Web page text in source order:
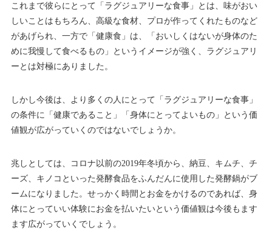
これまで彼らにとって「ラグジュアリーな食事」とは、味がおい
しいことはもちろん、高級な食材、プロが作ってくれたものなど
があげられ、一方で「健康食」は、「おいしくはないが身体のた
めに我慢して食べるもの」というイメージが強く、ラグジュアリ
ーとは対極にありました。
しかし今後は、より多くの人にとって「ラグジュアリーな食事」
の条件に「健康であること」「身体にとってよいもの」という価
値観が広がっていくのではないでしょうか。
兆しとしては、コロナ以前の2019年冬頃から、納豆、キムチ、チ
ーズ、キノコといった発酵食品をふんだんに使用した発酵鍋がブ
ームになりました。せっかく時間とお金をかけるのであれば、身
体にとっていい体験にお金を払いたいという価値観は今後もます
ます広がっていくでしょう。